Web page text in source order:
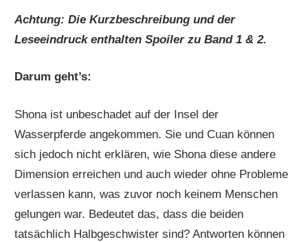
Achtung: Die Kurzbeschreibung und der
Leseeindruck enthalten Spoiler zu Band 1 & 2.
Darum geht’s:
Shona ist unbeschadet auf der Insel der
Wasserpferde angekommen. Sie und Cuan können
sich jedoch nicht erklären, wie Shona diese andere
Dimension erreichen und auch wieder ohne Probleme
verlassen kann, was zuvor noch keinem Menschen
gelungen war. Bedeutet das, dass die beiden
tatsächlich Halbgeschwister sind? Antworten können